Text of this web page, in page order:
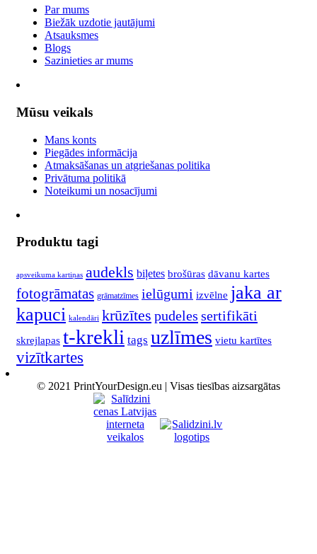
Par mums
Biežāk uzdotie jautājumi
Atsauksmes
Blogs
Sazinieties ar mums
Mūsu veikals
Mans konts
Piegādes informācija
Atmaksāšanas un atgriešanas politika
Privātuma politikā
Noteikumi un nosacījumi
Produktu tagi
apsveikuma kartiņas audekls biļetes brošūras dāvanu kartes
fotogrāmatas grāmatzīmes ielūgumi izvēlne jaka ar
kapuci kalendāri krūzītes pudeles sertifikāti
skrejlapas t-krekli tags uzlīmes vietu kartītes
vizītkartes
© 2021 PrintYourDesign.eu | Visas tiesības aizsargātas